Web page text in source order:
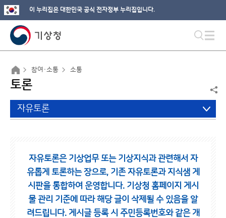
이 누리집은 대한민국 공식 전자정부 누리집입니다.
참여·소통 소통
토론
자유토론
자유토론은 기상업무 또는 기상지식과 관련해서 자
유롭게 토론하는 장으로, 기존 자유토론과 지식샘 게
시판을 통합하여 운영합니다. 기상청 홈페이지 게시
물 관리 기준에 따라 해당 글이 삭제될 수 있음을 알
려드립니다. 게시글 등록 시 주민등록번호와 같은 개